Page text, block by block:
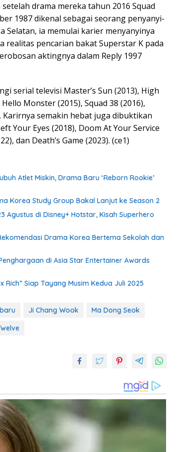
drama mereka tahun 2016 Squad
1987 dikenal sebagai seorang penyanyi-
Selatan, ia memulai karier menyanyinya
realitas pencarian bakat Superstar K pada
aktingnya dalam Reply 1997
serial televisi Master’s Sun (2013), High
Monster (2015), Squad 38 (2016),
Karirnya semakin hebat juga dibuktikan
Your Eyes (2018), Doom At Your Service
dan Death’s Game (2023). (ce1)
Atlet Miskin, Drama Baru ‘Reborn Rookie’
Korea Study Group Bakal Lanjut ke Season 2
Agustus di Disney+ Hotstar, Kisah Superhero
Drama Korea Bertema Sekolah dan
di Asia Star Entertainer Awards
Rich” Siap Tayang Musim Kedua Juli 2025
Ji Chang Wook
Ma Dong Seok